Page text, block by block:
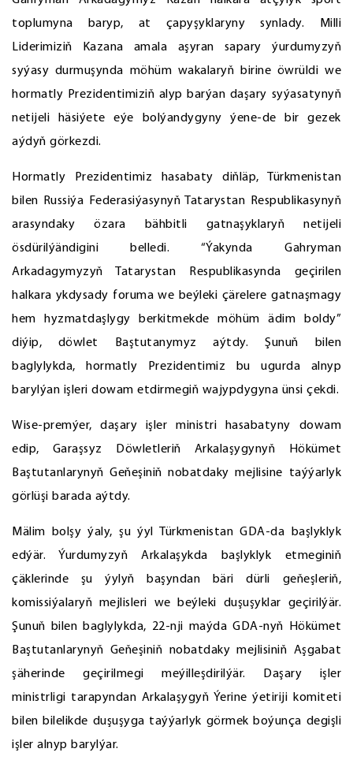
toplumyna baryp, at çapyşyklaryny synlady. Milli
Liderimiziň Kazana amala aşyran sapary ýurdumyzyň
syýasy durmuşynda möhüm wakalaryň birine öwrüldi we
hormatly Prezidentimiziň alyp barýan daşary syýasatynyň
netijeli häsiýete eýe bolýandygyny ýene-de bir gezek
aýdyň görkezdi.
Hormatly Prezidentimiz hasabaty diňläp, Türkmenistan
bilen Russiýa Federasiýasynyň Tatarystan Respublikasynyň
arasyndaky özara bähbitli gatnaşyklaryň netijeli
ösdürilýändigini belledi. “Ýakynda Gahryman
Arkadagymyzyň Tatarystan Respublikasynda geçirilen
halkara ykdysady foruma we beýleki çärelere gatnaşmagy
hem hyzmatdaşlygy berkitmekde möhüm ädim boldy”
diýip, döwlet Baştutanymyz aýtdy. Şunuň bilen
baglylykda, hormatly Prezidentimiz bu ugurda alnyp
barylýan işleri dowam etdirmegiň wajypdygyna ünsi çekdi.
Wise-premýer, daşary işler ministri hasabatyny dowam
edip, Garaşsyz Döwletleriň Arkalaşygynyň Hökümet
Baştutanlarynyň Geňeşiniň nobatdaky mejlisine taýýarlyk
görlüşi barada aýtdy.
Mälim bolşy ýaly, şu ýyl Türkmenistan GDA-da başlyklyk
edýär. Ýurdumyzyň Arkalaşykda başlyklyk etmeginiň
çäklerinde şu ýylyň başyndan bäri dürli geňeşleriň,
komissiýalaryň mejlisleri we beýleki duşuşyklar geçirilýär.
Şunuň bilen baglylykda, 22-nji maýda GDA-nyň Hökümet
Baştutanlarynyň Geňeşiniň nobatdaky mejlisiniň Aşgabat
şäherinde geçirilmegi meýilleşdirilýär. Daşary işler
ministrligi tarapyndan Arkalaşygyň Ýerine ýetiriji komiteti
bilen bilelikde duşuşyga taýýarlyk görmek boýunça degişli
işler alnyp barylýar.